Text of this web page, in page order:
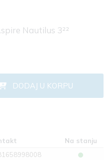
Nautilus 3²²
DODAJ U KORPU
Na stanju